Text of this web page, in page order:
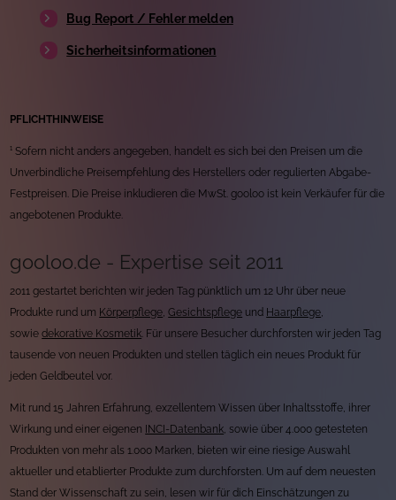
Bug Report / Fehler melden
Sicherheitsinformationen
PFLICHTHINWEISE
¹ Sofern nicht anders angegeben, handelt es sich bei den Preisen um die
Unverbindliche Preisempfehlung des Herstellers oder regulierten Abgabe-
Festpreisen. Die Preise inkludieren die MwSt. gooloo ist kein Verkäufer für die
angebotenen Produkte.
gooloo.de - Expertise seit 2011
2011 gestartet berichten wir jeden Tag pünktlich um 12 Uhr über neue
Produkte rund um Körperpflege ,Gesichtspflege und Haarpflege
sowiedekorative Kosmetik . Für unsere Besucher durchforsten wir jeden Tag
tausende von neuen Produkten und stellen täglich ein neues Produkt für
jeden Geldbeutel vor.
Mit rund 15 Jahren Erfahrung, exzellentem Wissen über Inhaltsstoffe, ihrer
Wirkung und einer eigenen INCI-Datenbank , sowie über 4.000 getesteten
Produkten von mehr als 1.000 Marken, bieten wir eine riesige Auswahl
aktueller und etablierter Produkte zum durchforsten. Um auf dem neuesten
Stand der Wissenschaft zu sein, lesen wir für dich Einschätzungen zu